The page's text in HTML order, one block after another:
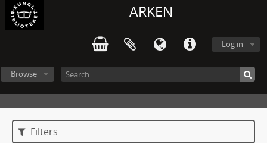
ARKEN
Log in
Browse
Filters